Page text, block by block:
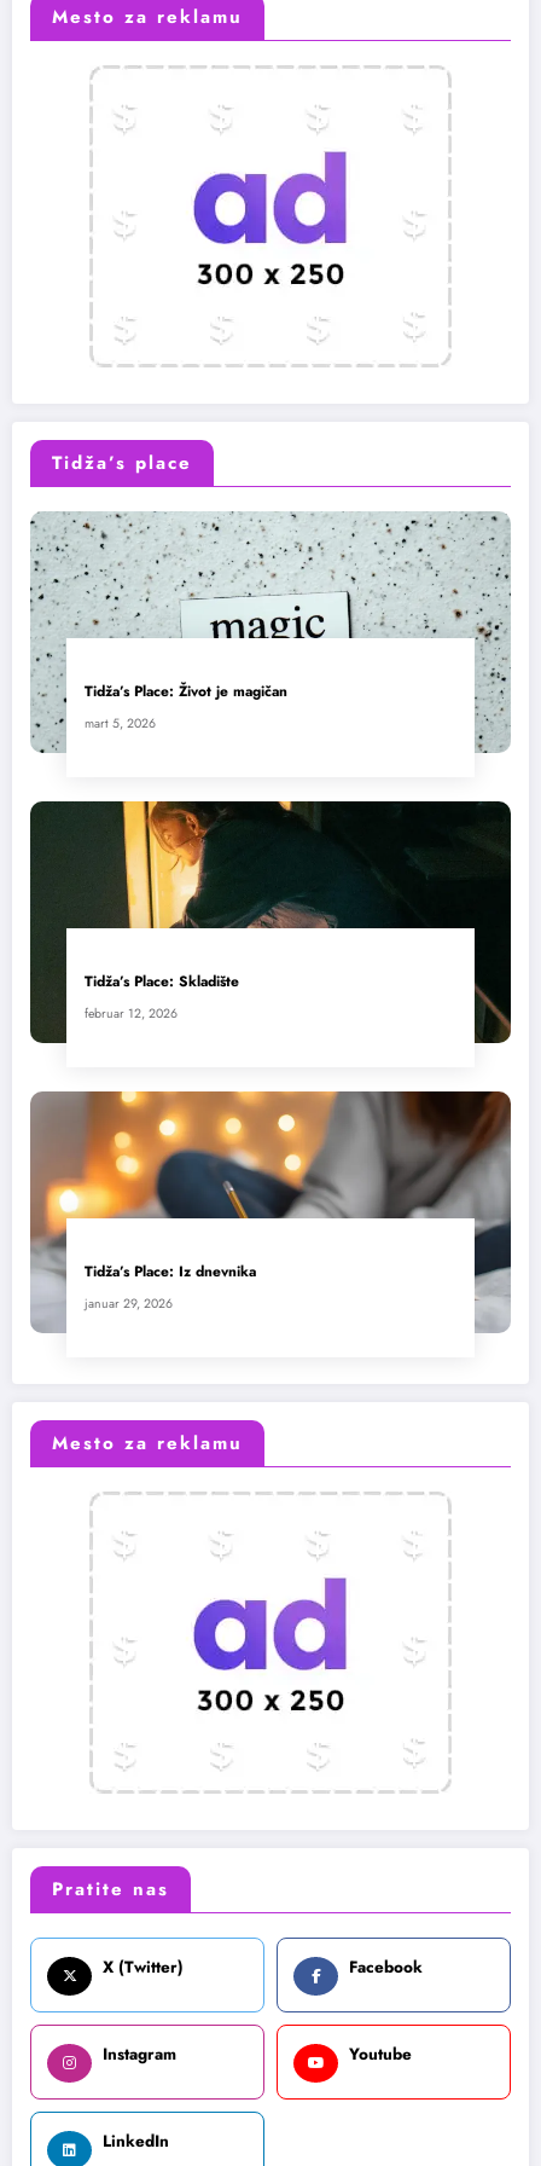
Mesto za reklamu
Tidža’s place
Tidža’s Place: Život je magičan
mart 5, 2026
Tidža’s Place: Skladište
februar 12, 2026
Tidža’s Place: Iz dnevnika
januar 29, 2026
Mesto za reklamu
Pratite nas
X (Twitter) Facebook
Instagram Youtube
LinkedIn